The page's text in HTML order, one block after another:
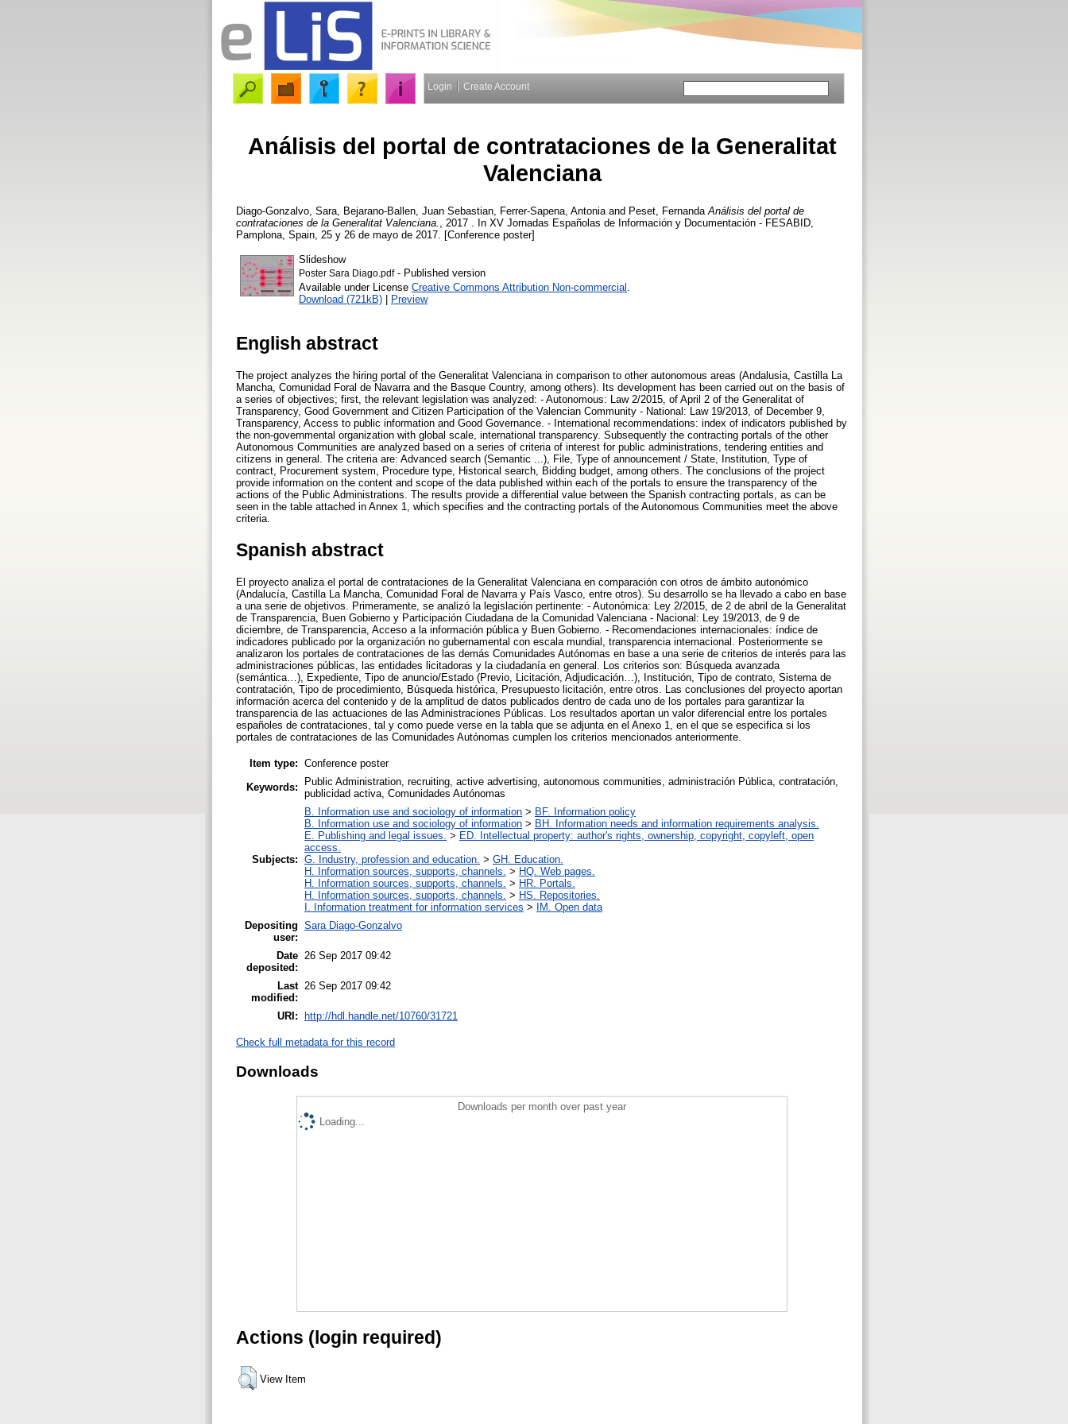
Login Create Account
Análisis del portal de contrataciones de la Generalitat
Valenciana
Diago-Gonzalvo, Sara Bejarano-Ballen, Juan Sebastian Ferrer-Sapena, Antonia and Peset, Fernanda Análisis del portal de
contrataciones de la Generalitat Valenciana.
, 2017 . In XV Jornadas Españolas de Información y Documentación - FESABID,
Pamplona, Spain, 25 y 26 de mayo de 2017. [Conference poster]
Slideshow
Poster Sara Diago.pdf- Published version
Available under License Creative Commons Attribution Non-commercial
Download (721kB) | Preview
English abstract
The project analyzes the hiring portal of the Generalitat Valenciana in comparison to other autonomous areas (Andalusia, Castilla La
Mancha, Comunidad Foral de Navarra and the Basque Country, among others). Its development has been carried out on the basis of
a series of objectives; first, the relevant legislation was analyzed: - Autonomous: Law 2/2015, of April 2 of the Generalitat of
Transparency, Good Government and Citizen Participation of the Valencian Community - National: Law 19/2013, of December 9,
Transparency, Access to public information and Good Governance. - International recommendations: index of indicators published by
the non-governmental organization with global scale, international transparency. Subsequently the contracting portals of the other
Autonomous Communities are analyzed based on a series of criteria of interest for public administrations, tendering entities and
citizens in general. The criteria are: Advanced search (Semantic ...), File, Type of announcement / State, Institution, Type of
contract, Procurement system, Procedure type, Historical search, Bidding budget, among others. The conclusions of the project
provide information on the content and scope of the data published within each of the portals to ensure the transparency of the
actions of the Public Administrations. The results provide a differential value between the Spanish contracting portals, as can be
seen in the table attached in Annex 1, which specifies and the contracting portals of the Autonomous Communities meet the above
criteria.
Spanish abstract
El proyecto analiza el portal de contrataciones de la Generalitat Valenciana en comparación con otros de ámbito autonómico
(Andalucía, Castilla La Mancha, Comunidad Foral de Navarra y País Vasco, entre otros). Su desarrollo se ha llevado a cabo en base
a una serie de objetivos. Primeramente, se analizó la legislación pertinente: - Autonómica: Ley 2/2015, de 2 de abril de la Generalitat
de Transparencia, Buen Gobierno y Participación Ciudadana de la Comunidad Valenciana - Nacional: Ley 19/2013, de 9 de
diciembre, de Transparencia, Acceso a la información pública y Buen Gobierno. - Recomendaciones internacionales: índice de
indicadores publicado por la organización no gubernamental con escala mundial, transparencia internacional. Posteriormente se
analizaron los portales de contrataciones de las demás Comunidades Autónomas en base a una serie de criterios de interés para las
administraciones públicas, las entidades licitadoras y la ciudadanía en general. Los criterios son: Búsqueda avanzada
(semántica…), Expediente, Tipo de anuncio/Estado (Previo, Licitación, Adjudicación…), Institución, Tipo de contrato, Sistema de
contratación, Tipo de procedimiento, Búsqueda histórica, Presupuesto licitación, entre otros. Las conclusiones del proyecto aportan
información acerca del contenido y de la amplitud de datos publicados dentro de cada uno de los portales para garantizar la
transparencia de las actuaciones de las Administraciones Públicas. Los resultados aportan un valor diferencial entre los portales
españoles de contrataciones, tal y como puede verse en la tabla que se adjunta en el Anexo 1, en el que se especifica si los
portales de contrataciones de las Comunidades Autónomas cumplen los criterios mencionados anteriormente.
Item type: Conference poster
Keywords:
Public Administration, recruiting, active advertising, autonomous communities, administración Pública, contratación,
publicidad activa, Comunidades Autónomas
Subjects:
B. Information use and sociology of information > BF. Information policy
B. Information use and sociology of information > BH. Information needs and information requirements analysis.
E. Publishing and legal issues. > ED. Intellectual property: author's rights, ownership, copyright, copyleft, open
access.
G. Industry, profession and education. > GH. Education.
H. Information sources, supports, channels. > HQ. Web pages.
H. Information sources, supports, channels. > HR. Portals.
H. Information sources, supports, channels. > HS. Repositories.
I. Information treatment for information services >
IM. Open data
Depositing
user:
Sara Diago-Gonzalvo
Date
deposited:
26 Sep 2017 09:42
Last
modified:
26 Sep 2017 09:42
URI: http://hdl.handle.net/10760/31721
Check full metadata for this record
Downloads
Downloads per month over past year
Loading...
Actions (login required)
View Item